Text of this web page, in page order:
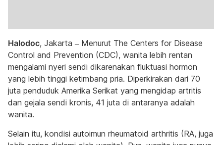
Halodoc, Jakarta – Menurut The Centers for Disease
Control and Prevention (CDC), wanita lebih rentan
mengalami nyeri sendi dikarenakan fluktuasi hormon
yang lebih tinggi ketimbang pria. Diperkirakan dari 70
juta penduduk Amerika Serikat yang mengidap artritis
dan gejala sendi kronis, 41 juta di antaranya adalah
wanita.
Selain itu, kondisi autoimun rheumatoid arthritis (RA, juga